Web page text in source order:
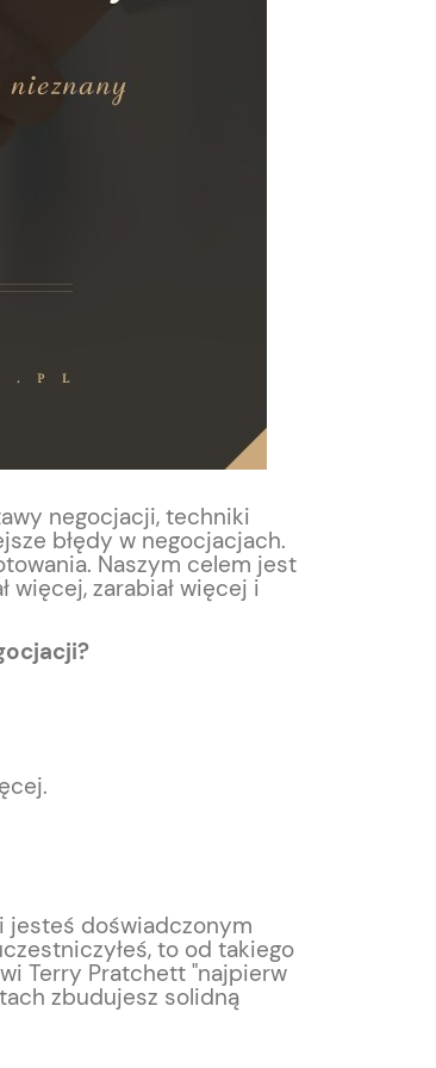
negocjacji, techniki
błędy w negocjacjach.
Naszym celem jest
więcej, zarabiał więcej i
jesteś doświadczonym
to od takiego
Terry Pratchett "najpierw
zbudujesz solidną